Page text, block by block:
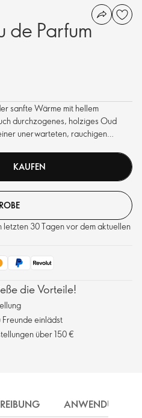
de Parfum
sanfte Wärme mit hellem
durchzogenes, holziges Oud
unerwarteten, rauchigen
KAUFEN
letzten 30 Tagen vor dem aktuellen
die Vorteile!
Freunde einlädst
über 150 €
ANWENDUNG